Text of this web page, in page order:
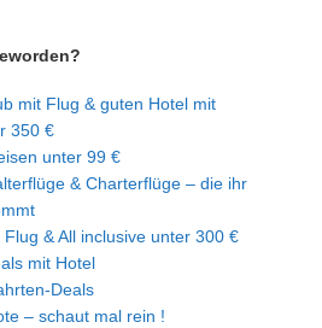
mit Flug & guten Hotel mit
350 €
unter 99 €
& Charterflüge – die ihr
& All inclusive unter 300 €
mit Hotel
Deals
– schaut mal rein !